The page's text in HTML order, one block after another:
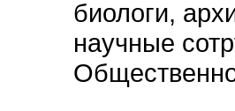
биологи,
научные